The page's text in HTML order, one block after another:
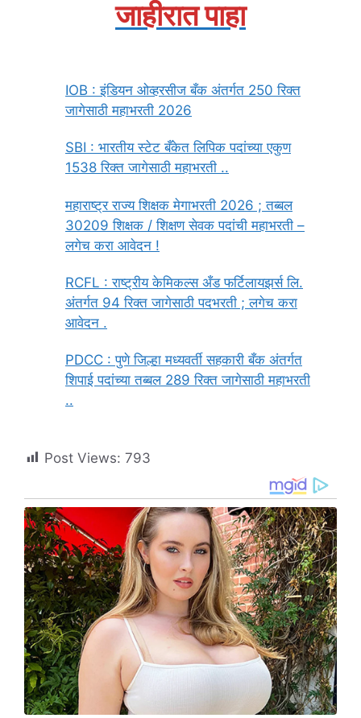
जाहीरात पाहा
IOB : इंडियन ओव्हरसीज बँक अंतर्गत 250 रिक्त
जागेसाठी महाभरती 2026
SBI : भारतीय स्टेट बँकेत लिपिक पदांच्या एकुण
1538 रिक्त जागेसाठी महाभरती ..
महाराष्ट्र राज्य शिक्षक मेगाभरती 2026 ; तब्बल
30209 शिक्षक / शिक्षण सेवक पदांची महाभरती –
लगेच करा आवेदन !
RCFL : राष्ट्रीय केमिकल्स अँड फर्टिलायझर्स लि.
अंतर्गत 94 रिक्त जागेसाठी पदभरती ; लगेच करा
आवेदन .
PDCC : पुणे जिल्हा मध्यवर्ती सहकारी बँक अंतर्गत
शिपाई पदांच्या तब्बल 289 रिक्त जागेसाठी महाभरती
..
Post Views: 793